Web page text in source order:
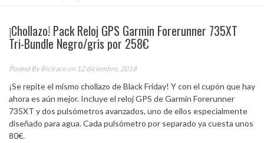
¡Chollazo! Pack Reloj GPS Garmin Forerunner 735XT
Tri-Bundle Negro/gris por 258€
Posted ByBiciraceon 12 diciembre, 2018
¡Se repite el mismo chollazo de Black Friday! Y con el cupón que hay
ahora es aún mejor. Incluye el reloj GPS de Garmin Forerunner
735XT y dos pulsómetros avanzados, uno de ellos especialmente
diseñado para agua. Cada pulsómetro por separado ya cuesta unos
80€.